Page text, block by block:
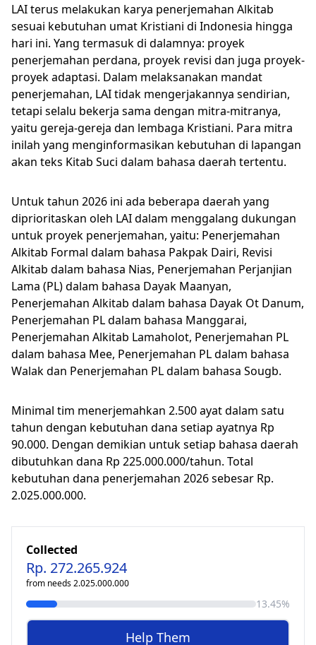
LAI terus melakukan karya penerjemahan Alkitab
sesuai kebutuhan umat Kristiani di Indonesia hingga
hari ini. Yang termasuk di dalamnya: proyek
penerjemahan perdana, proyek revisi dan juga proyek-
proyek adaptasi. Dalam melaksanakan mandat
penerjemahan, LAI tidak mengerjakannya sendirian,
tetapi selalu bekerja sama dengan mitra-mitranya,
yaitu gereja-gereja dan lembaga Kristiani. Para mitra
inilah yang menginformasikan kebutuhan di lapangan
akan teks Kitab Suci dalam bahasa daerah tertentu.
Untuk tahun 2026 ini ada beberapa daerah yang
diprioritaskan oleh LAI dalam menggalang dukungan
untuk proyek penerjemahan, yaitu: Penerjemahan
Alkitab Formal dalam bahasa Pakpak Dairi, Revisi
Alkitab dalam bahasa Nias, Penerjemahan Perjanjian
Lama (PL) dalam bahasa Dayak Maanyan,
Penerjemahan Alkitab dalam bahasa Dayak Ot Danum,
Penerjemahan PL dalam bahasa Manggarai,
Penerjemahan Alkitab Lamaholot, Penerjemahan PL
dalam bahasa Mee, Penerjemahan PL dalam bahasa
Walak dan Penerjemahan PL dalam bahasa Sougb.
Minimal tim menerjemahkan 2.500 ayat dalam satu
tahun dengan kebutuhan dana setiap ayatnya Rp
90.000. Dengan demikian untuk setiap bahasa daerah
dibutuhkan dana Rp 225.000.000/tahun. Total
kebutuhan dana penerjemahan 2026 sebesar Rp.
2.025.000.000.
Collected
Rp. 272.265.924
from needs 2.025.000.000
13.45%
Help Them